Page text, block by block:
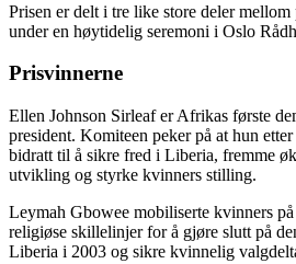
Prisen er delt i tre like store deler
under en høytidelig seremoni i Oslo
Prisvinnerne
Ellen Johnson Sirleaf er Afrikas første
president. Komiteen peker på at hun
bidratt til å sikre fred i Liberia, fremme
utvikling og styrke kvinners stilling.
Leymah Gbowee mobiliserte kvinners
religiøse skillelinjer for å gjøre slutt på
Liberia i 2003 og sikre kvinnelig